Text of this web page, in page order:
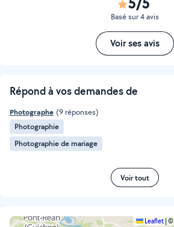
Basé sur 4 avis
Voir ses avis
Répond à vos demandes de
Photographe (9 réponses)
Photographie
Photographie de mariage
Voir tout
Leaflet ©